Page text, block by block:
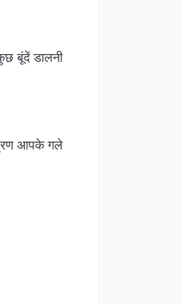
बूंदें डालनी
आपके गले